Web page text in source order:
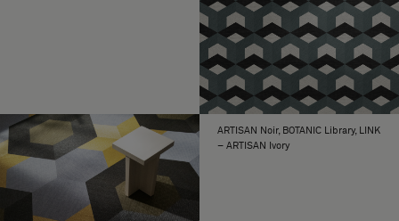
ARTISAN Noir, BOTANIC Library, LINK
– ARTISAN Ivory